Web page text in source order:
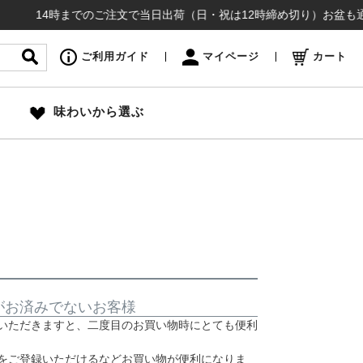
14時までのご注文で当日出荷（日・祝は12時締め切り）お盆も
ご利用ガイド マイページ カート
味わいから選ぶ
済みでないお客様
ただきますと、二度目のお買い物時にとても便利
ご登録いただけるなどお買い物が便利になりま